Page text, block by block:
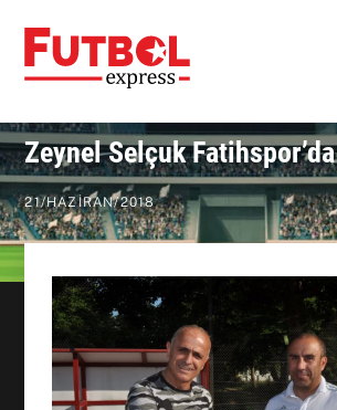
content
Zeynel Selçuk Fatihspor’da
21/HAZIRAN/2018